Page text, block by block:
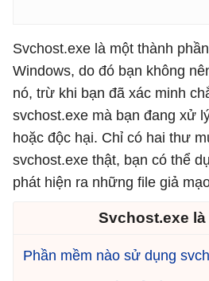
Svchost.exe là một thành
Windows, do đó bạn không
nó, trừ khi bạn đã xác minh
svchost.exe mà bạn đang xử
hoặc độc hại. Chỉ có hai thư
svchost.exe thật, bạn có thể
phát hiện ra những file giả
Svchost.exe là
Phần mềm nào sử dụng